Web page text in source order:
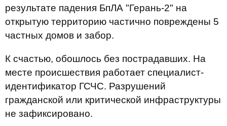
результате падения БпЛА "Герань-2" на
открытую территорию частично повреждены 5
частных домов и забор.
К счастью, обошлось без пострадавших. На
месте происшествия работает специалист-
идентификатор ГСЧС. Разрушений
гражданской или критической инфраструктуры
не зафиксировано.